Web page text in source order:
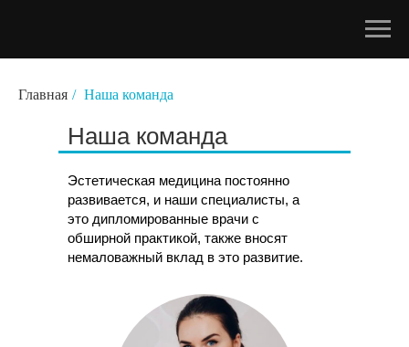
Главная / Наша команда
Наша команда
Эстетическая медицина постоянно
развивается, и наши специалисты, а
это дипломированные врачи с
обширной практикой, также вносят
немаловажный вклад в это развитие.